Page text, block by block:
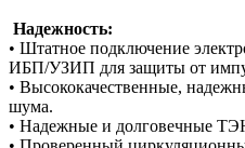
Надежность:
• Штатное подключение
ИБП/УЗИП для защиты от
• Высококачественные,
шума.
• Надежные и долговечные